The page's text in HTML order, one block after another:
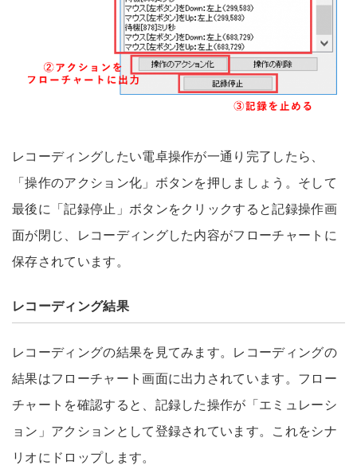
レコーディングしたい電卓操作が一通り完了したら、
「操作のアクション化」ボタンを押しましょう。そして
最後に「記録停止」ボタンをクリックすると記録操作画
面が閉じ、レコーディングした内容がフローチャートに
保存されています。
レコーディング結果
レコーディングの結果を見てみます。レコーディングの
結果はフローチャート画面に出力されています。フロー
チャートを確認すると、記録した操作が「エミュレーシ
ョン」アクションとして登録されています。これをシナ
リオにドロップします。